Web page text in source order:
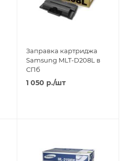
Заправка картриджа
Samsung MLT-D208L в
СПб
1 050 р./шт